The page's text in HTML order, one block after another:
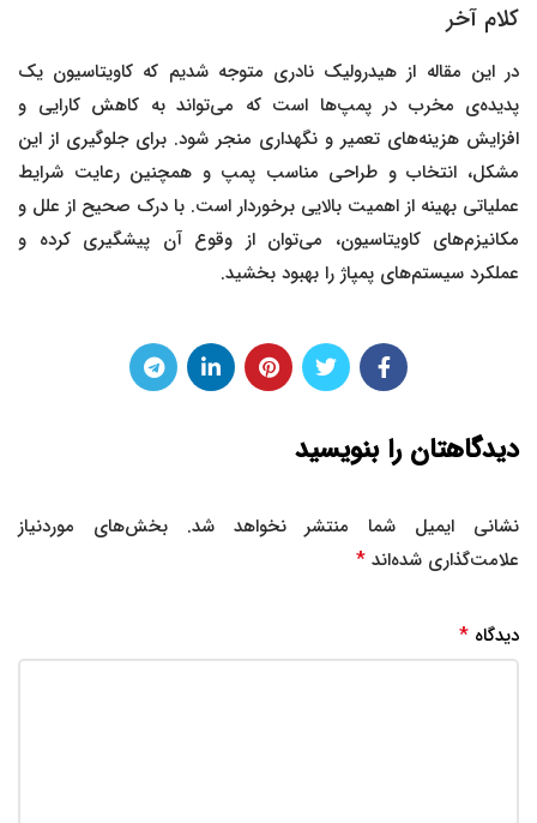
کلام آخر
در این مقاله از هیدرولیک نادری متوجه شدیم که کاویتاسیون یک
پدیده‌ی مخرب در پمپ‌ها است که می‌تواند به کاهش کارایی و
افزایش هزینه‌های تعمیر و نگهداری منجر شود. برای جلوگیری از این
مشکل، انتخاب و طراحی مناسب پمپ و همچنین رعایت شرایط
عملیاتی بهینه از اهمیت بالایی برخوردار است. با درک صحیح از علل و
مکانیزم‌های کاویتاسیون، می‌توان از وقوع آن پیشگیری کرده و
عملکرد سیستم‌های پمپاژ را بهبود بخشید.
دیدگاهتان را بنویسید
نشانی ایمیل شما منتشر نخواهد شد.
بخش‌های موردنیاز
علامت‌گذاری شده‌اند *
دیدگاه *